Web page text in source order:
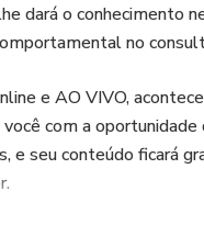
dará o conhecimento
no
e AO VIVO,
com a
e seu conteúdo ficará